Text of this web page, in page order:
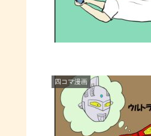
四コマ漫画